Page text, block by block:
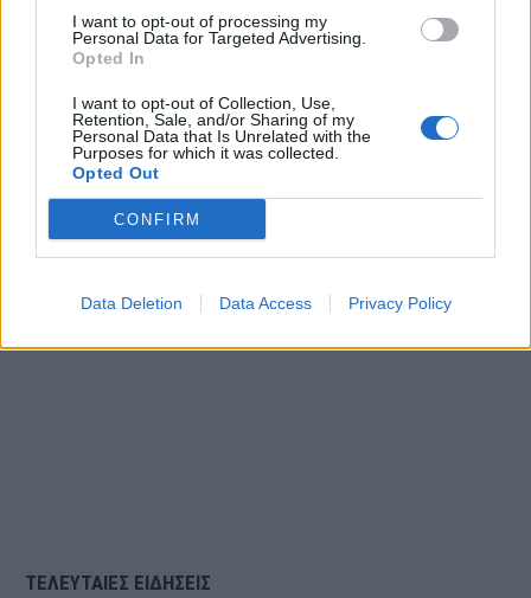
I want to opt-out of processing my
Personal Data for Targeted Advertising.
Opted In
I want to opt-out of Collection, Use,
Retention, Sale, and/or Sharing of my
Personal Data that Is Unrelated with the
Purposes for which it was collected.
Opted Out
CONFIRM
Data Deletion Data Access Privacy Policy
στο Instagram.
Η δημοσίευση
κοινοποιήθηκε από το
χρήστη Ντάνιελ Νούρκα
(@daniel_nurka)
ΤΕΛΕΥΤΑΙΕΣ ΕΙΔΗΣΕΙΣ